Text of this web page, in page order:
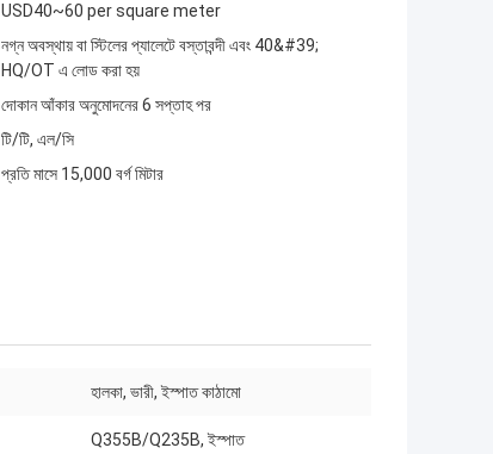
USD40~60 per square meter
নগ্ন অবস্থায় বা স্টিলের প্যালেটে বস্তাবন্দী এবং 40&#39;
HQ/OT এ লোড করা হয়
দোকান আঁকার অনুমোদনের 6 সপ্তাহ পর
টি/টি, এল/সি
প্রতি মাসে 15,000 বর্গ মিটার
হালকা, ভারী, ইস্পাত কাঠামো
Q355B/Q235B, ইস্পাত